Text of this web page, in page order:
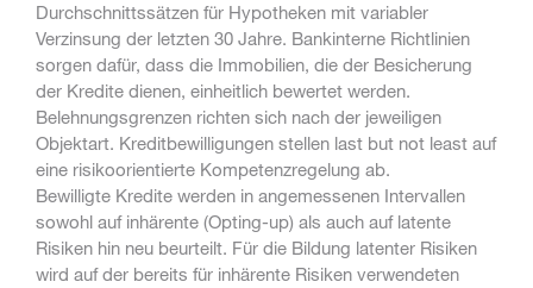
Durchschnittssätzen für Hypotheken mit variabler
Verzinsung der letzten 30 Jahre. Bankinterne Richtlinien
sorgen dafür, dass die Immobilien, die der Besicherung
der Kredite dienen, einheitlich bewertet werden.
Belehnungsgrenzen richten sich nach der jeweiligen
Objektart. Kreditbewilligungen stellen last but not least auf
eine risikoorientierte Kompetenzregelung ab.
Bewilligte Kredite werden in angemessenen Intervallen
sowohl auf inhärente (Opting-up) als auch auf latente
Risiken hin neu beurteilt. Für die Bildung latenter Risiken
wird auf der bereits für inhärente Risiken verwendeten